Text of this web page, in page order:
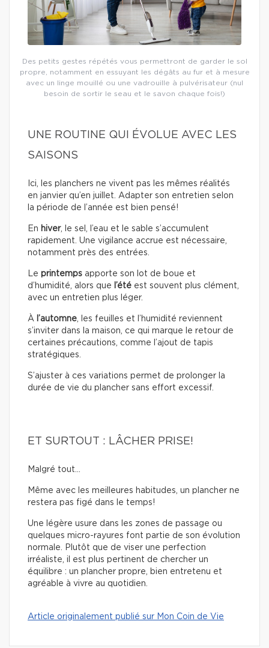
Des petits gestes répétés vous permettront de garder le sol
propre, notamment en essuyant les dégâts au fur et à mesure
avec un linge mouillé ou une vadrouille à pulvérisateur (nul
besoin de sortir le seau et le savon chaque fois!)
UNE ROUTINE QUI ÉVOLUE AVEC LES
SAISONS
Ici, les planchers ne vivent pas les mêmes réalités
en janvier qu’en juillet. Adapter son entretien selon
la période de l’année est bien pensé!
En hiver, le sel, l’eau et le sable s’accumulent
rapidement. Une vigilance accrue est nécessaire,
notamment près des entrées.
Le printemps apporte son lot de boue et
d’humidité, alors que l’été est souvent plus clément,
avec un entretien plus léger.
À l’automne , les feuilles et l’humidité reviennent
s’inviter dans la maison, ce qui marque le retour de
certaines précautions, comme l’ajout de tapis
stratégiques.
S’ajuster à ces variations permet de prolonger la
durée de vie du plancher sans effort excessif.
ET SURTOUT : LÂCHER PRISE!
Malgré tout…
Même avec les meilleures habitudes, un plancher ne
restera pas figé dans le temps!
Une légère usure dans les zones de passage ou
quelques micro-rayures font partie de son évolution
normale. Plutôt que de viser une perfection
irréaliste, il est plus pertinent de chercher un
équilibre : un plancher propre, bien entretenu et
agréable à vivre au quotidien.
Article originalement publié sur Mon Coin de Vie